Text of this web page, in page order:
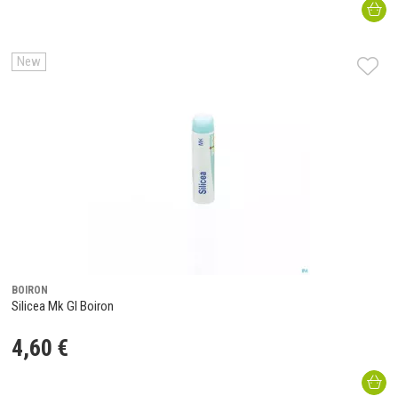
New
BOIRON
Silicea Mk Gl Boiron
4,60 €